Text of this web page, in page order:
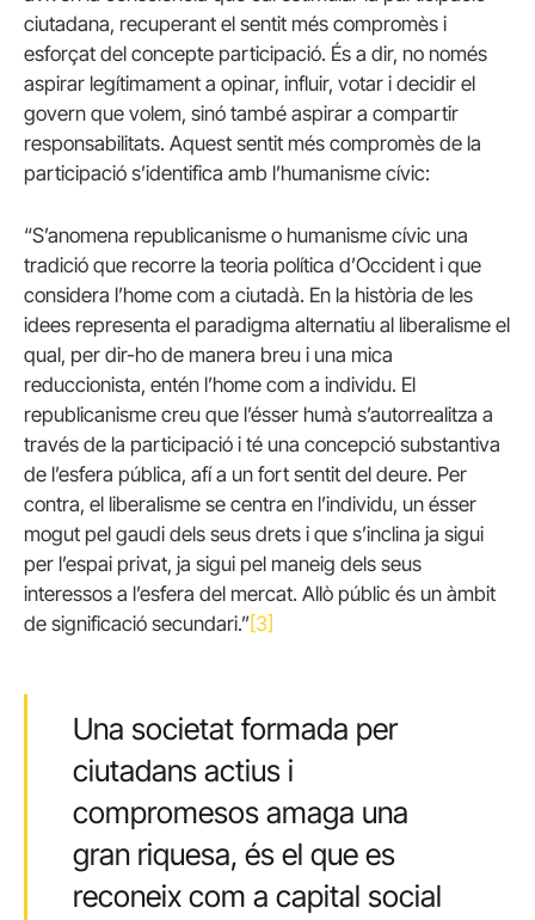
ciutadana, recuperant el sentit més compromès i
esforçat del concepte participació. És a dir, no només
aspirar legítimament a opinar, influir, votar i decidir el
govern que volem, sinó també aspirar a compartir
responsabilitats. Aquest sentit més compromès de la
participació s’identifica amb l’humanisme cívic:
“S’anomena republicanisme o humanisme cívic una
tradició que recorre la teoria política d’Occident i que
considera l’home com a ciutadà. En la història de les
idees representa el paradigma alternatiu al liberalisme el
qual, per dir-ho de manera breu i una mica
reduccionista, entén l’home com a individu. El
republicanisme creu que l’ésser humà s’autorrealitza a
través de la participació i té una concepció substantiva
de l’esfera pública, afí a un fort sentit del deure. Per
contra, el liberalisme se centra en l’individu, un ésser
mogut pel gaudi dels seus drets i que s’inclina ja sigui
per l’espai privat, ja sigui pel maneig dels seus
interessos a l’esfera del mercat. Allò públic és un àmbit
de significació secundari.”[3]
Una societat formada per
ciutadans actius i
compromesos amaga una
gran riquesa, és el que es
reconeix com a capital social